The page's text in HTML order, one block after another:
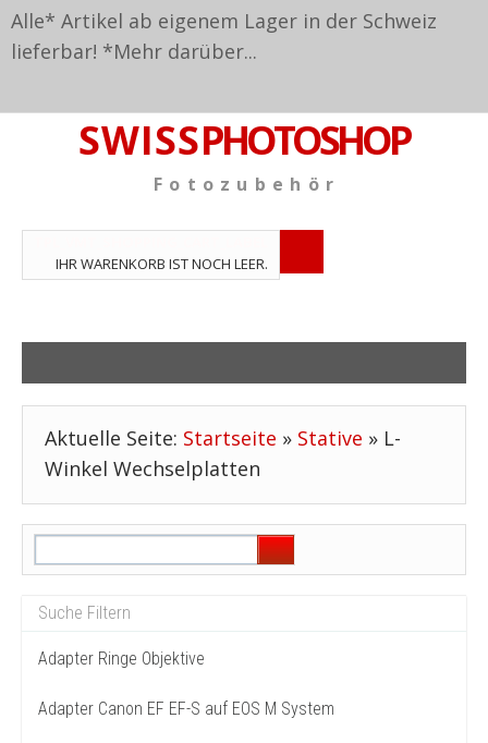
Alle* Artikel ab eigenem Lager in der Schweiz
lieferbar! *Mehr darüber...
S W I S SPHOTOSHOP
F o t o z u b e h ö r
IHR WARENKORB IST NOCH LEER.
Aktuelle Seite: Startseite » Stative » L-
Winkel Wechselplatten
Adapter Ringe Objektive
Adapter Canon EF EF-S auf EOS M System